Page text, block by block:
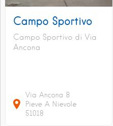
Campo Sportivo
Campo Sportivo di Via
Ancona
Via Ancona 8
Pieve A Nievole
51018